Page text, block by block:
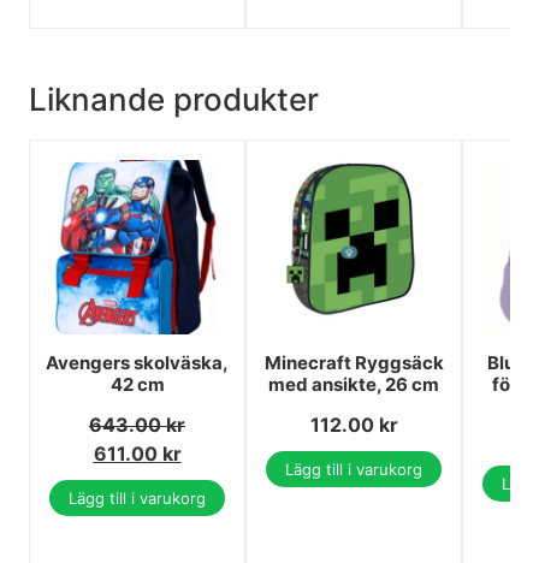
Liknande produkter
Avengers skolväska,
42 cm
643.00kr
611.00 kr
Lägg till i varukorg
Minecraft Ryggsäck
med ansikte, 26 cm
112.00 kr
Lägg till i varukorg